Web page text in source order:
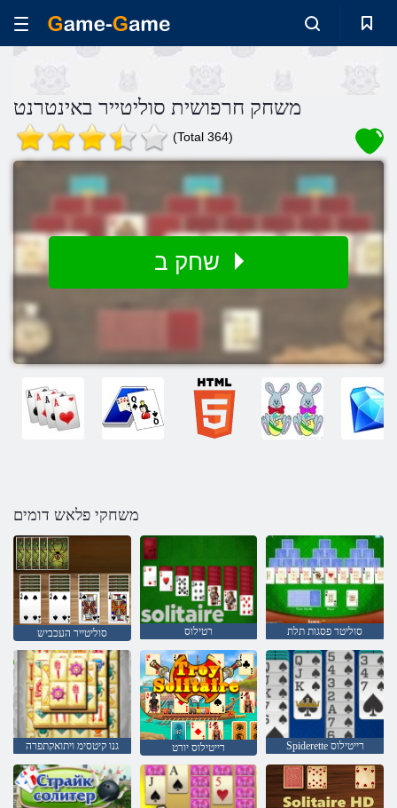
משחק חרפושית סוליטייר באינטרנט
(Total 364)
משחקי פלאש דומים
סוליטייר העכביש רטילוס סוליטר פסגות תלת
גנו קיטסימ ויתואקתפרה רייטילוס יורט Spiderette רייטילוס